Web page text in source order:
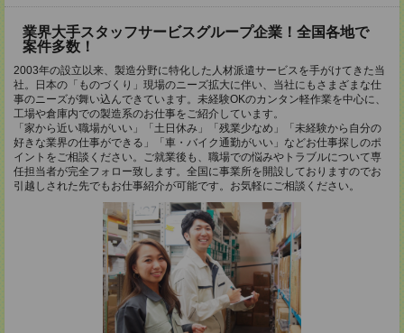
業界大手スタッフサービスグループ企業！全国各地で
案件多数！
2003年の設立以来、製造分野に特化した人材派遣サービスを手がけてきた当
社。日本の「ものづくり」現場のニーズ拡大に伴い、当社にもさまざまな仕
事のニーズが舞い込んできています。未経験OKのカンタン軽作業を中心に、
工場や倉庫内での製造系のお仕事をご紹介しています。
「家から近い職場がいい」「土日休み」「残業少なめ」「未経験から自分の
好きな業界の仕事ができる」「車・バイク通勤がいい」などお仕事探しのポ
イントをご相談ください。ご就業後も、職場での悩みやトラブルについて専
任担当者が完全フォロー致します。全国に事業所を開設しておりますのでお
引越しされた先でもお仕事紹介が可能です。お気軽にご相談ください。